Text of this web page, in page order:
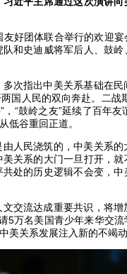
好团体联合举行的欢迎
和史迪威将军后人、鼓
次指出中美关系基础在
国人民的双向奔赴。二战
“鼓岭之友”延续了百年
低谷重回正道。
人民浇筑的，中美关系
关系的大门一旦打开，
处的历史逻辑不会变，中
交流达成重要共识，将
5万名美国青少年来华交
美关系发展注入新的不竭动